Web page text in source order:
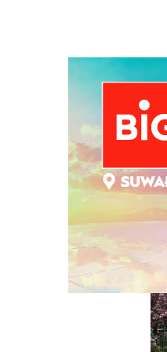
Ścieżka
Strona główna
Z ŻYCIA MIASTA
81 lat temu